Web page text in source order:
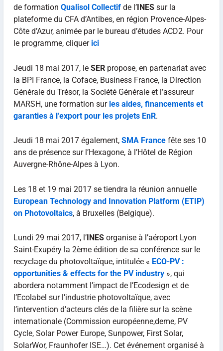
de formation Qualisol Collectifde l’INESsur la
plateforme du CFA d’Antibes, en région Provence-Alpes-
Côte d’Azur, animée par le bureau d’études ACD2. Pour
le programme, cliquer ici
Jeudi 18 mai 2017, le SERpropose, en partenariat avec
la BPI France, la Coface, Business France, la Direction
Générale du Trésor, la Société Générale et l’assureur
MARSH, une formation sur les aides, financements et
garanties à l’export pour les projets EnR.
Jeudi 18 mai 2017 également, SMA Francefête ses 10
ans de présence sur l’Hexagone, à l’Hôtel de Région
Auvergne-Rhône-Alpes à Lyon.
Les 18 et 19 mai 2017 se tiendra la réunion annuelle
European Technology and Innovation Platform (ETIP)
on Photovoltaics, à Bruxelles (Belgique).
Lundi 29 mai 2017, l’INESorganise à l’aéroport Lyon
Saint-Exupéry la 2ème édition de sa conférence sur le
recyclage du photovoltaïque, intitulée « ECO-PV :
opportunities & effects for the PV industry», qui
abordera notamment l’impact de l’Ecodesign et de
l’Ecolabel sur l’industrie photovoltaïque, avec
l’intervention d’acteurs clés de la filière sur la scène
internationale (Commission européenne,deme, PV
Cycle, Solar Power Europe, Sunpower, First Solar,
SolarWor, Fraunhofer ISE…). Cet événement organisé à